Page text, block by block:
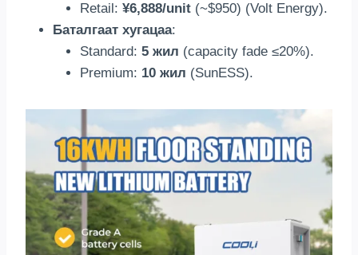
Retail: ¥6,888/unit (~$950) (Volt Energy).
Баталгаат хугацаа:
Standard: 5 жил (capacity fade ≤20%).
Premium: 10 жил (SunESS).